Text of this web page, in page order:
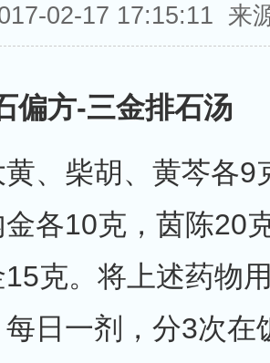
02-17 17:15:11 来
偏方-三金排石汤
柴胡、黄芩各9
各10克，茵陈20
克。将上述药物
日一剂，分3次在